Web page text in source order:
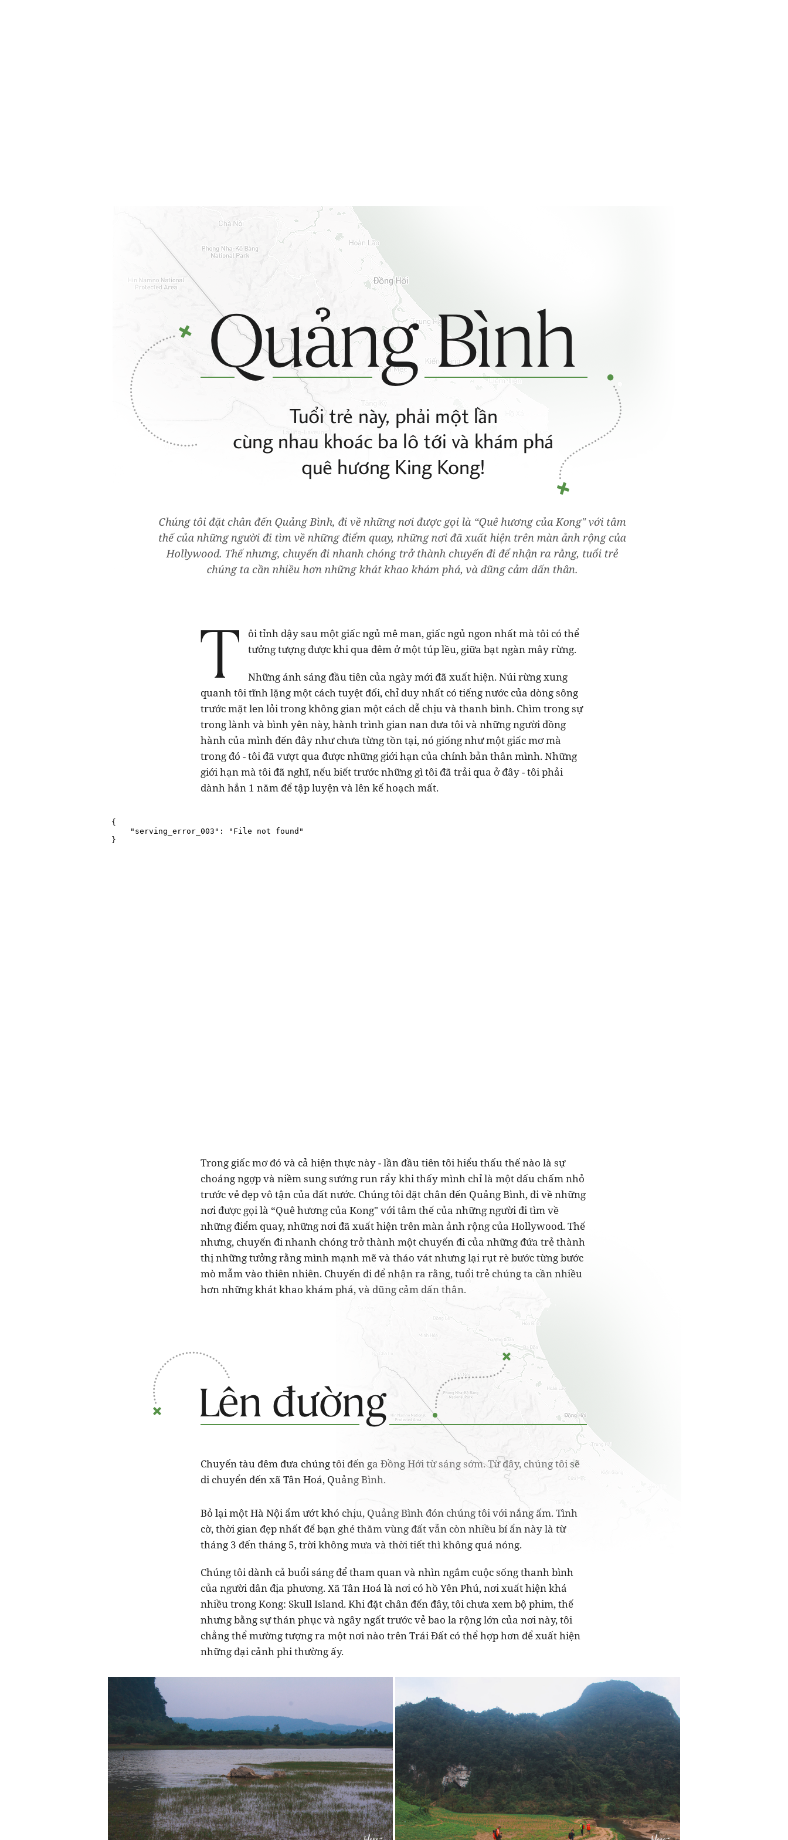
ôi tỉnh dậy sau một giấc ngủ mê man, giấc ngủ ngon nhất mà tôi có thể
tưởng tượng được khi qua đêm ở một túp lều, giữa bạt ngàn mây rừng.
Những ánh sáng đầu tiên của ngày mới đã xuất hiện. Núi rừng xung
quanh tôi tĩnh lặng một cách tuyệt đối, chỉ duy nhất có tiếng nước của dòng sông
trước mặt len lỏi trong không gian một cách dễ chịu và thanh bình. Chìm trong sự
trong lành và bình yên này, hành trình gian nan đưa tôi và những người đồng
hành của mình đến đây như chưa từng tồn tại, nó giống như một giấc mơ mà
trong đó - tôi đã vượt qua được những giới hạn của chính bản thân mình. Những
giới hạn mà tôi đã nghĩ, nếu biết trước những gì tôi đã trải qua ở đây - tôi phải
dành hẳn 1 năm để tập luyện và lên kế hoạch mất.
Trong giấc mơ đó và cả hiện thực này - lần đầu tiên tôi hiểu thấu thế nào là sự
choáng ngợp và niềm sung sướng run rẩy khi thấy mình chỉ là một dấu chấm nhỏ
trước vẻ đẹp vô tận của đất nước. Chúng tôi đặt chân đến Quảng Bình, đi về những
nơi được gọi là “Quê hương của Kong" với tâm thế của những người đi tìm về
những điểm quay, những nơi đã xuất hiện trên màn ảnh rộng của Hollywood. Thế
nhưng, chuyến đi nhanh chóng trở thành một chuyến đi của những đứa trẻ thành
thị những tưởng rằng mình mạnh mẽ và tháo vát nhưng lại rụt rè bước từng bước
mò mẫm vào thiên nhiên. Chuyến đi để nhận ra rằng, tuổi trẻ chúng ta cần nhiều
hơn những khát khao khám phá, và dũng cảm dấn thân.
Chuyến tàu đêm đưa chúng tôi đến ga Đồng Hới từ sáng sớm. Từ đây, chúng tôi sẽ
di chuyển đến xã Tân Hoá, Quảng Bình.
Bỏ lại một Hà Nội ẩm ướt khó chịu, Quảng Bình đón chúng tôi với nắng ấm. Tình
cờ, thời gian đẹp nhất để bạn ghé thăm vùng đất vẫn còn nhiều bí ẩn này là từ
tháng 3 đến tháng 5, trời không mưa và thời tiết thì không quá nóng.
Chúng tôi dành cả buổi sáng để tham quan và nhìn ngắm cuộc sống thanh bình
của người dân địa phương. Xã Tân Hoá là nơi có hồ Yên Phú, nơi xuất hiện khá
nhiều trong Kong: Skull Island. Khi đặt chân đến đây, tôi chưa xem bộ phim, thế
nhưng bằng sự thán phục và ngây ngất trước vẻ bao la rộng lớn của nơi này, tôi
chẳng thể mường tượng ra một nơi nào trên Trái Đất có thể hợp hơn để xuất hiện
những đại cảnh phi thường ấy.